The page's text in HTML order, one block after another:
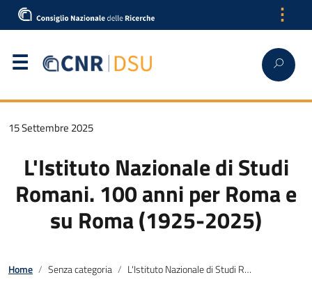
⋮
15 Settembre 2025
L'Istituto Nazionale di Studi
Romani. 100 anni per Roma e
su Roma (1925-2025)
Home Senza categoria L'Istituto Nazionale di Studi Romani. 100 anni per Roma e su Roma (1925-2025)